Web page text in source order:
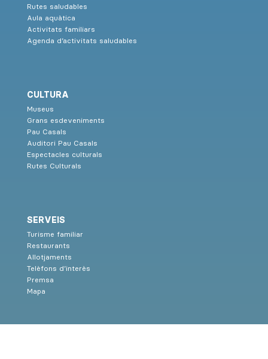
Rutes saludables
Aula aquàtica
Activitats familiars
Agenda d’activitats saludables
CULTURA
Museus
Grans esdeveniments
Pau Casals
Auditori Pau Casals
Espectacles culturals
Rutes Culturals
SERVEIS
Turisme familiar
Restaurants
Allotjaments
Telèfons d’interès
Premsa
Mapa